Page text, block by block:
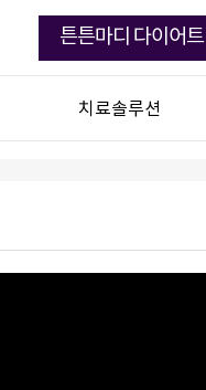
튼튼마디 다이어트
치료솔루션
첩약 건강보험